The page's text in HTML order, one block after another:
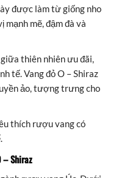
được làm từ giống nho
mẽ, đậm đà và
thiên nhiên ưu đãi,
tế. Vang đỏ O – Shiraz
ảo, tượng trưng cho
thích rượu vang có
– Shiraz